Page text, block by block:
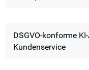
DSGVO-konforme
Kundenservice